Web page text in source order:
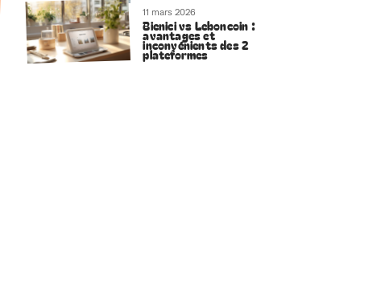
11 mars 2026
Bienici vs Leboncoin :
avantages et
inconvénients des 2
plateformes